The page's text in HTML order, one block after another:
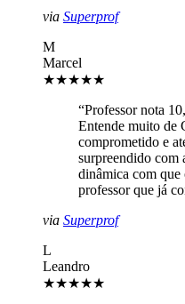
via Superprof
M
Marcel
★★★★★
“Professor nota
Entende muito de
comprometido e
surpreendido com
dinâmica com
professor que já
via Superprof
L
Leandro
★★★★★